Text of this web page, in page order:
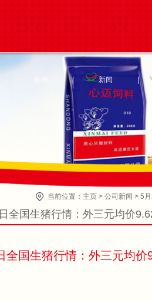
| 新闻 |
当前位置： 主页 > 公司新闻 > 5
全国生猪行情：外三元均价
全国生猪行情：外三元均